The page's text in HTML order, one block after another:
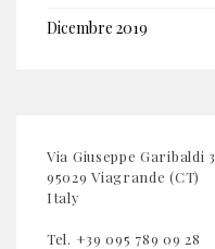
Dicembre 2019
Via Giuseppe Garibaldi
95029 Viagrande (CT)
Italy
Tel. +39 095 789 09 28